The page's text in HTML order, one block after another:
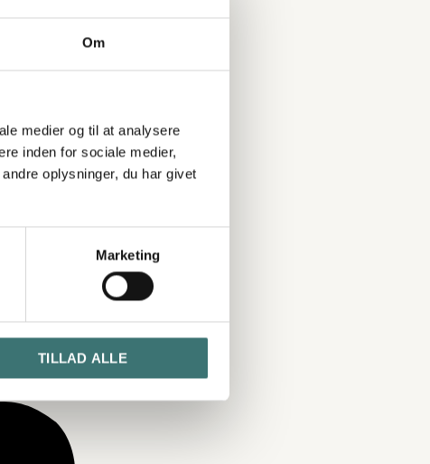
Om
medier og til at analysere
inden for sociale medier,
oplysninger, du har givet
Marketing
TILLAD ALLE